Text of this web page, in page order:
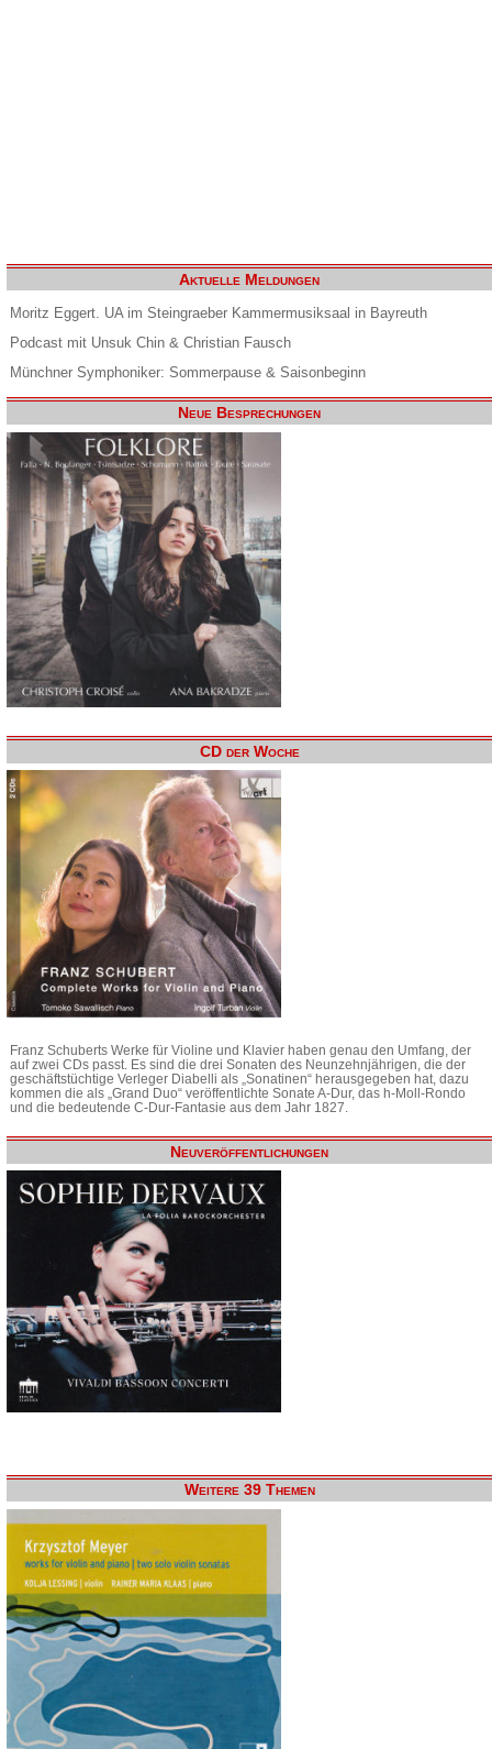
Aktuelle Meldungen
Moritz Eggert. UA im Steingraeber Kammermusiksaal in Bayreuth
Podcast mit Unsuk Chin & Christian Fausch
Münchner Symphoniker: Sommerpause & Saisonbeginn
Neue Besprechungen
CD der Woche
Franz Schuberts Werke für Violine und Klavier haben genau den Umfang, der
auf zwei CDs passt. Es sind die drei Sonaten des Neunzehnjährigen, die der
geschäftstüchtige Verleger Diabelli als „Sonatinen“ herausgegeben hat, dazu
kommen die als „Grand Duo“ veröffentlichte Sonate A-Dur, das h-Moll-Rondo
und die bedeutende C-Dur-Fantasie aus dem Jahr 1827.
Neuveröffentlichungen
Weitere 39 Themen